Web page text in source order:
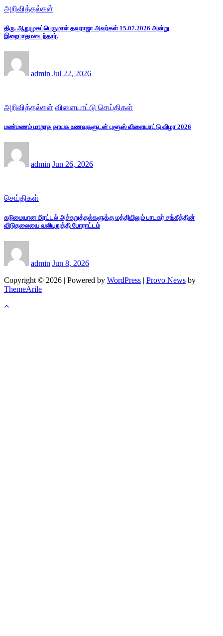
அறிவித்தல்கள்
திரு. ஆறுமுகப்பெருமாள் தவராஜா அவர்கள் 15.07.2026 அன்று
இறைபாதமடைந்தார்.
admin Jul 22, 2026
அறிவித்தல்கள் விளையாட்டு செய்திகள்
மண்மணம் மாறாத தாயக உணவுகளுடன் புளூஸ் விளையாட்டு விழா 2026
admin Jun 26, 2026
செய்திகள்
கடுமையான மிரட்டல் அச்சுறுத்தல்களுக்கு மத்தியிலும் பாடகர் சங்கீத்தின்
விடுதலையை வலியுறுத்தி போராட்டம்
admin Jun 8, 2026
Copyright © 2026 | Powered by WordPress | Provo News by
ThemeArile